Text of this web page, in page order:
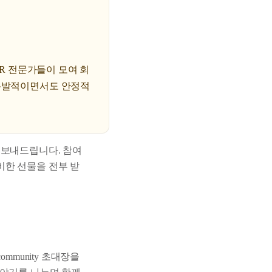
전문가들이 모여 회
적이면서도 안정적
내드립니다. 참여
한 선물을 전부 받
초대장을